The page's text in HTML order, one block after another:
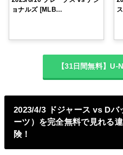
ョナルズ [MLB…
【31日間無料】U-
2023/4/3 ドジャース vs D
ーツ）を完全無料で見れる
険！